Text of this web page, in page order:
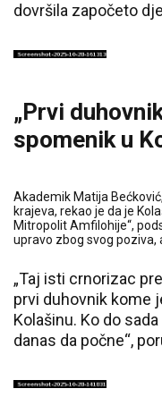
dovršila započeto
„Prvi
spomenik u
Akademik Matija
krajeva, rekao je da je
Mitropolit Amfilohije“,
upravo zbog svog poziva,
„Taj isti crnorizac
prvi duhovnik kome
Kolašinu. Ko do
danas da počne“,